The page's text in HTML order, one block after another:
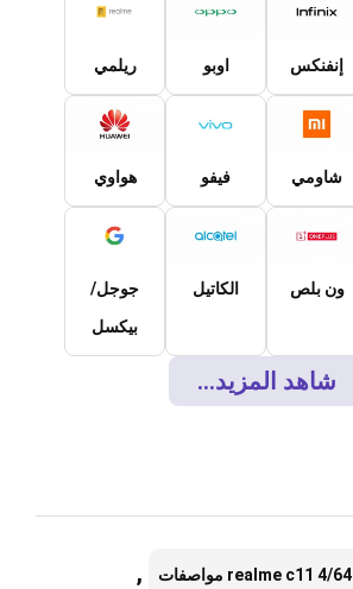
إنفنكس اوبو ريلمي
شاومي فيفو هواوي
ون بلص الكاتيل
جوجل/
بيكسل
شاهد المزيد...
realme c11 4/64 مواصفات ,